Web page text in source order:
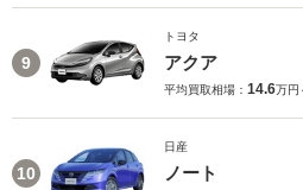
9
トヨタ
アクア
平均買取相場： 14.6万円
10
日産
ノート